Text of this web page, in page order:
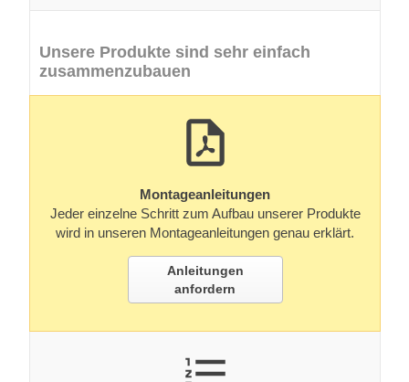
Unsere Produkte sind sehr einfach
zusammenzubauen
Montageanleitungen
Jeder einzelne Schritt zum Aufbau unserer Produkte
wird in unseren Montageanleitungen genau erklärt.
Anleitungen
anfordern